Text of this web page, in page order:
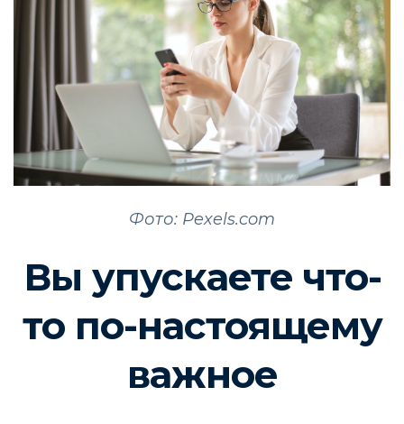
Фото: Pexels.com
Вы упускаете что-
то по-настоящему
важное